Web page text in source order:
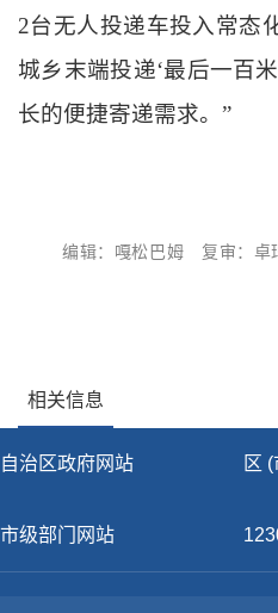
2台无人投递车投入常态
城乡末端投递‘最后一百
长的便捷寄递需求。”
编辑：嘎松巴姆 复审：卓
相关信息
自治区政府网站 区
市级部门网站